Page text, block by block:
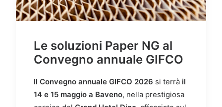
Le soluzioni Paper NG al
Convegno annuale GIFCO
Il Convegno annuale GIFCO 2026 si terrà il
14 e 15 maggio a Baveno, nella prestigiosa